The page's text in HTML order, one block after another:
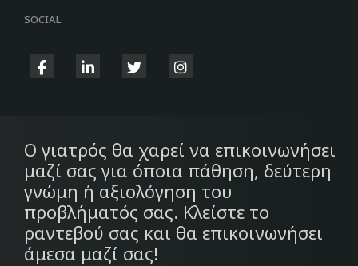
SOCIAL
fab
fab
fab
fab
Ο γιατρός θα χαρεί να επικοινωνήσει
μαζί σας για όποια πάθηση, δεύτερη
γνώμη ή αξιολόγηση του
προβλήματός σας. Κλείστε το
ραντεβού σας και θα επικοινωνήσει
άμεσα μαζί σας!